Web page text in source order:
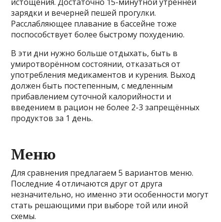
зарядки и вечерней пешей прогулки.
Расслабляющее плавание в бассейне тоже
поспособствует более быстрому похудению.
В эти дни нужно больше отдыхать, быть в
умиротворённом состоянии, отказаться от
употребления медикаментов и курения. Выход
должен быть постепенным, с медленным
прибавлением суточной калорийности и
введением в рацион не более 2-3 запрещённых
продуктов за 1 день.
Меню
Для сравнения предлагаем 5 вариантов меню.
Последние 4 отличаются друг от друга
незначительно, но именно эти особенности могут
стать решающими при выборе той или иной
схемы.